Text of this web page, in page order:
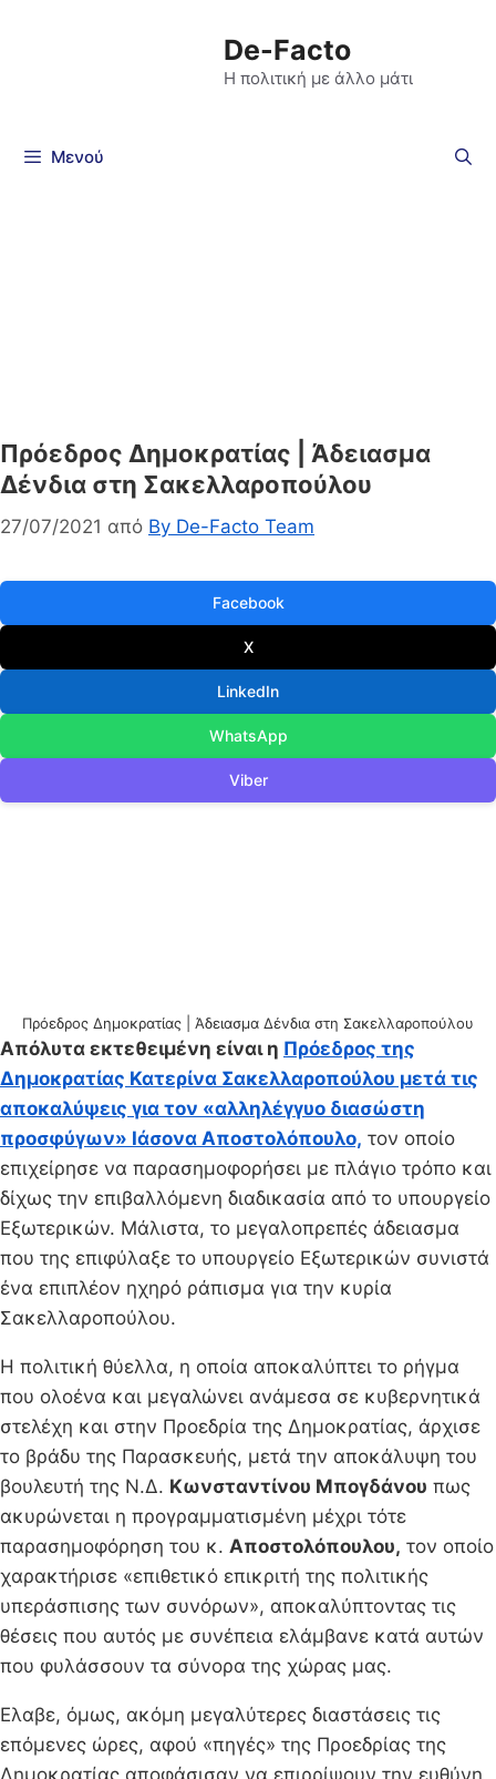
De-Facto
Η πολιτική με άλλο μάτι
Μενού
Πρόεδρος Δημοκρατίας | Άδειασμα
Δένδια στη Σακελλαροπούλου
27/07/2021 από By De-Facto Team
Facebook
X
LinkedIn
WhatsApp
Viber
Πρόεδρος Δημοκρατίας | Άδειασμα Δένδια στη Σακελλαροπούλου
Απόλυτα εκτεθειμένη είναι η Πρόεδρος της
Δημοκρατίας Κατερίνα Σακελλαροπούλου μετά τις
αποκαλύψεις για τον «αλληλέγγυο διασώστη
προσφύγων» Ιάσονα Αποστολόπουλο, τον οποίο
επιχείρησε να παρασημοφορήσει με πλάγιο τρόπο και
δίχως την επιβαλλόμενη διαδικασία από το υπουργείο
Εξωτερικών. Μάλιστα, το μεγαλοπρεπές άδειασμα
που της επιφύλαξε το υπουργείο Εξωτερικών συνιστά
ένα επιπλέον ηχηρό ράπισμα για την κυρία
Σακελλαροπούλου.
Η πολιτική θύελλα, η οποία αποκαλύπτει το ρήγμα
που ολοένα και μεγαλώνει ανάμεσα σε κυβερνητικά
στελέχη και στην Προεδρία της Δημοκρατίας, άρχισε
το βράδυ της Παρασκευής, μετά την αποκάλυψη του
βουλευτή της Ν.Δ. Κωνσταντίνου Μπογδάνου πως
ακυρώνεται η προγραμματισμένη μέχρι τότε
παρασημοφόρηση του κ. Αποστολόπουλου, τον οποίο
χαρακτήρισε «επιθετικό επικριτή της πολιτικής
υπεράσπισης των συνόρων», αποκαλύπτοντας τις
θέσεις που αυτός με συνέπεια ελάμβανε κατά αυτών
που φυλάσσουν τα σύνορα της χώρας μας.
Ελαβε, όμως, ακόμη μεγαλύτερες διαστάσεις τις
επόμενες ώρες, αφού «πηγές» της Προεδρίας της
Δημοκρατίας αποφάσισαν να επιρρίψουν την ευθύνη